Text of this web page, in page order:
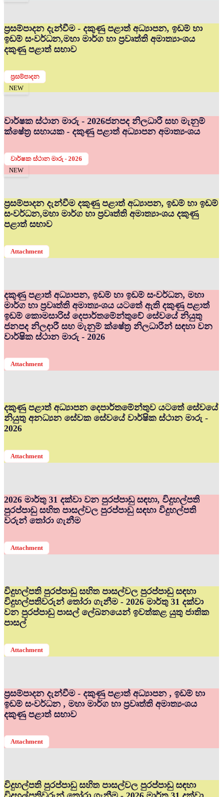
ප්‍රසම්පාදන දැන්වීම - දකුණු පළාත් අධ්‍යාපන, ඉඩම් හා
ඉඩම් සංවර්ධන,මහා මාර්ග හා ප්‍රවෘත්ති අමාත්‍යාංශය
දකුණු පළාත් සභාව
ප්‍රසම්පාදන
NEW
වාර්ෂක ස්ථාන මාරු - 2026ජනපද නිලධාරී සහ මැනුම්
ක්ෂේත්‍ර සහායක - දකුණු පළාත් අධ්‍යාපන අමාත්‍යංශය
වාර්ෂක ස්ථාන මාරු - 2026
NEW
ප්‍රසම්පාදන දැන්වීම දකුණු පළාත් අධ්‍යාපන, ඉඩම් හා ඉඩම්
සංවර්ධන,මහා මාර්ග හා ප්‍රවෘත්ති අමාත්‍යාංශය දකුණු
පළාත් සභාව
Attachment
දකුණු පළාත් අධ්‍යාපන, ඉඩම් හා ඉඩම් සංවර්ධන, මහා
මාර්ග හා ප්‍රවෘත්ති අමාත්‍යංශය යටතේ ඇති දකුණු පළාත්
ඉඩම් කොමසාරිස් දෙපාර්තමේන්තුවේ සේවයේ නියුතු
ජනපද නිලදාරී සහ මැනුම් ක්ෂේත්‍ර නිලධාරීන් සඳහා වන
වාර්ෂික ස්ථාන මාරු - 2026
Attachment
දකුණු පළාත් අධ්‍යාපන දෙපාර්තමේන්තුව යටතේ සේවයේ
නියුතු අනධ්‍යන සේවක සේවයේ වාර්ෂික ස්ථාන මාරු -
2026
Attachment
2026 මාර්තු 31 දක්වා වන පුරප්පාඩු සඳහා, විදුහල්පති
පුරප්පාඩු සහිත පාසල්වල පුරප්පාඩු සඳහා විදුහල්පති
වරුන් තෝරා ගැනීම
Attachment
විදුහල්පති පුරප්පාඩු සහිත පාසල්වල පුරප්පාඩු සඳහා
විදුහල්පතිවරුන් තෝරා ගැනීම - 2026 මාර්තු 31 දක්වා
වන පුරප්පාඩු පාසල් ලේඛනයෙන් ඉවත්කළ යුතු ජාතික
පාසල්
Attachment
ප්‍රසම්පාදන දැන්වීම - දකුණු පළාත් අධ්‍යාපන , ඉඩම් හා
ඉඩම් සංවර්ධන , මහා මාර්ග හා ප්‍රවෘත්ති අමාත්‍යංශය
දකුණු පළාත් සභාව
Attachment
විදුහල්පති පුරප්පාඩු සහිත පාසල්වල පුරප්පාඩු සඳහා